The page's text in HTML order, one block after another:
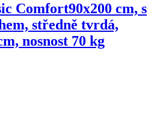
Comfort90x200 cm, s
středně tvrdá,
nosnost 70 kg